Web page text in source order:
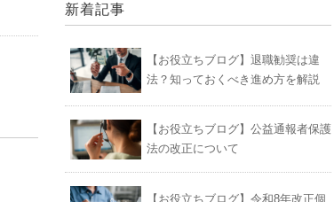
新着記事
【お役立ちブログ】退職勧奨は違
法？知っておくべき進め方を解説
【お役立ちブログ】公益通報者保護
法の改正について
【お役立ちブログ】令和8年改正個